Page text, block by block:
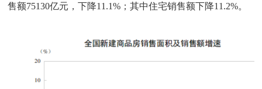
售额75130亿元，下降11.1% ；其中住宅销售额下降11.2%。